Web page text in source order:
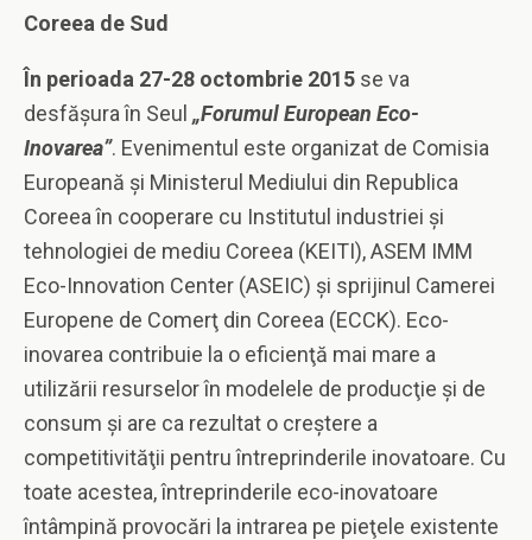
Coreea de Sud
În perioada 27-28 octombrie 2015 se va
desfăşura în Seul „Forumul European Eco-
Inovarea”. Evenimentul este organizat de Comisia
Europeană şi Ministerul Mediului din Republica
Coreea în cooperare cu Institutul industriei şi
tehnologiei de mediu Coreea (KEITI), ASEM IMM
Eco-Innovation Center (ASEIC) şi sprijinul Camerei
Europene de Comerţ din Coreea (ECCK). Eco-
inovarea contribuie la o eficienţă mai mare a
utilizării resurselor în modelele de producţie şi de
consum şi are ca rezultat o creştere a
competitivităţii pentru întreprinderile inovatoare. Cu
toate acestea, întreprinderile eco-inovatoare
întâmpină provocări la intrarea pe pieţele existente